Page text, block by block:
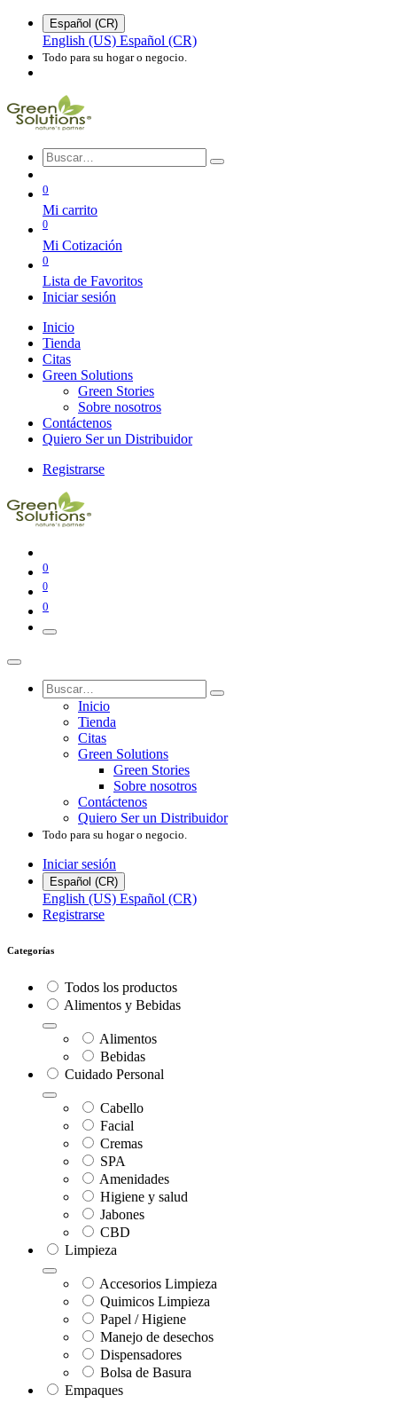
Español (CR)
English (US) Español (CR)
Todo para su hogar o negocio.
0
Mi carrito
0
Mi Cotización
0
Lista de Favoritos
Iniciar sesión
Inicio
Tienda
Citas
Green Solutions
Green Stories
Sobre nosotros
Contáctenos
Quiero Ser un Distribuidor
Registrarse
0
0
0
Inicio
Tienda
Citas
Green Solutions
Green Stories
Sobre nosotros
Contáctenos
Quiero Ser un Distribuidor
Todo para su hogar o negocio.
Iniciar sesión
Español (CR)
English (US) Español (CR)
Registrarse
Categorías
Todos los productos
Alimentos y Bebidas
Alimentos
Bebidas
Cuidado Personal
Cabello
Facial
Cremas
SPA
Amenidades
Higiene y salud
Jabones
CBD
Limpieza
Accesorios Limpieza
Quimicos Limpieza
Papel / Higiene
Manejo de desechos
Dispensadores
Bolsa de Basura
Empaques